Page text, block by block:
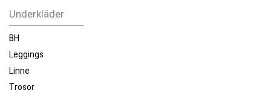
Underkläder
BH
Leggings
Linne
Trosor